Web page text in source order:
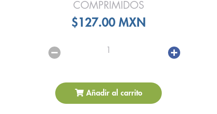
COMPRIMIDOS
$127.00 MXN
1
Añadir al carrito